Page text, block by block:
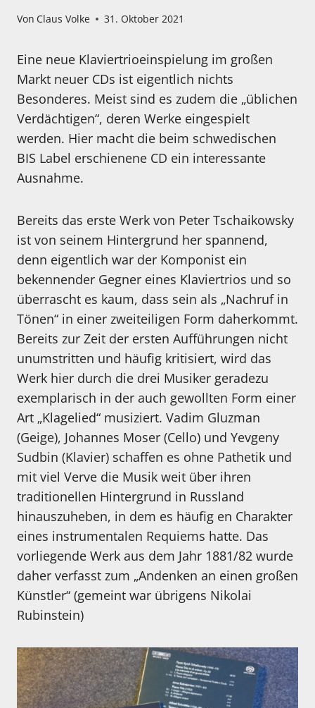
Von Claus Volke 31. Oktober 2021
Eine neue Klaviertrioeinspielung im großen
Markt neuer CDs ist eigentlich nichts
Besonderes. Meist sind es zudem die „üblichen
Verdächtigen“, deren Werke eingespielt
werden. Hier macht die beim schwedischen
BIS Label erschienene CD ein interessante
Ausnahme.
Bereits das erste Werk von Peter Tschaikowsky
ist von seinem Hintergrund her spannend,
denn eigentlich war der Komponist ein
bekennender Gegner eines Klaviertrios und so
überrascht es kaum, dass sein als „Nachruf in
Tönen“ in einer zweiteiligen Form daherkommt.
Bereits zur Zeit der ersten Aufführungen nicht
unumstritten und häufig kritisiert, wird das
Werk hier durch die drei Musiker geradezu
exemplarisch in der auch gewollten Form einer
Art „Klagelied“ musiziert. Vadim Gluzman
(Geige), Johannes Moser (Cello) und Yevgeny
Sudbin (Klavier) schaffen es ohne Pathetik und
mit viel Verve die Musik weit über ihren
traditionellen Hintergrund in Russland
hinauszuheben, in dem es häufig en Charakter
eines instrumentalen Requiems hatte. Das
vorliegende Werk aus dem Jahr 1881/82 wurde
daher verfasst zum „Andenken an einen großen
Künstler“ (gemeint war übrigens Nikolai
Rubinstein)